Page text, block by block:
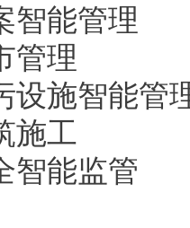
能管理
管理
施智能管
施工
能监管